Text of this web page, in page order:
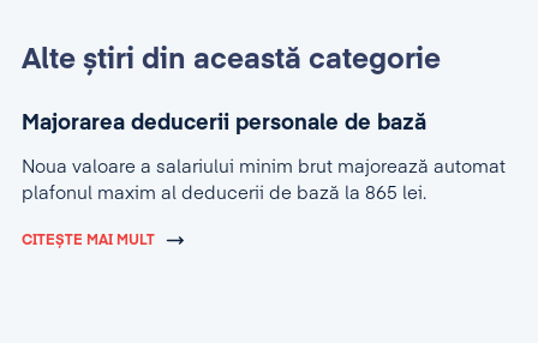
Alte știri din această categorie
Majorarea deducerii personale de bază
Noua valoare a salariului minim brut majorează automat
plafonul maxim al deducerii de bază la 865 lei.
CITEȘTE MAI MULT